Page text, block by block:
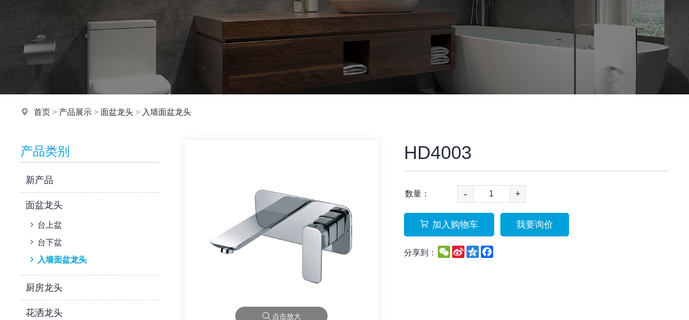
首页 > 产品展示 >面盆龙头 > 入墙面盆龙头
产品类别
新产品
面盆龙头
台上盆
台下盆
入墙面盆龙头
厨房龙头
花洒龙头 点击放大
HD4003
数量： - +
加入购物车 我要询价
分享到： WeChat
Sina
Weibo
QzoneFacebook